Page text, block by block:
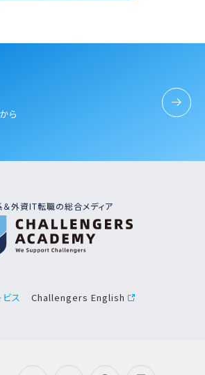
ら
＆外資IT転職の総合メディア
ス Challengers English